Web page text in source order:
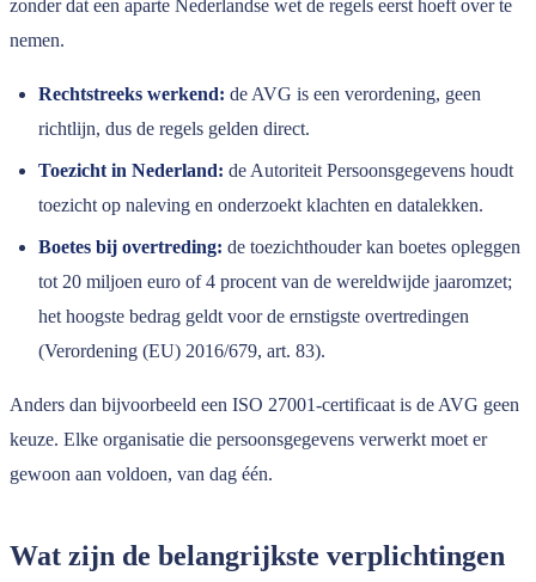
zonder dat een aparte Nederlandse wet de regels eerst hoeft over te
nemen.
Rechtstreeks werkend: de AVG is een verordening, geen
richtlijn, dus de regels gelden direct.
Toezicht in Nederland: de Autoriteit Persoonsgegevens houdt
toezicht op naleving en onderzoekt klachten en datalekken.
Boetes bij overtreding: de toezichthouder kan boetes opleggen
tot 20 miljoen euro of 4 procent van de wereldwijde jaaromzet;
het hoogste bedrag geldt voor de ernstigste overtredingen
(Verordening (EU) 2016/679, art. 83).
Anders dan bijvoorbeeld een ISO 27001-certificaat is de AVG geen
keuze. Elke organisatie die persoonsgegevens verwerkt moet er
gewoon aan voldoen, van dag één.
Wat zijn de belangrijkste verplichtingen